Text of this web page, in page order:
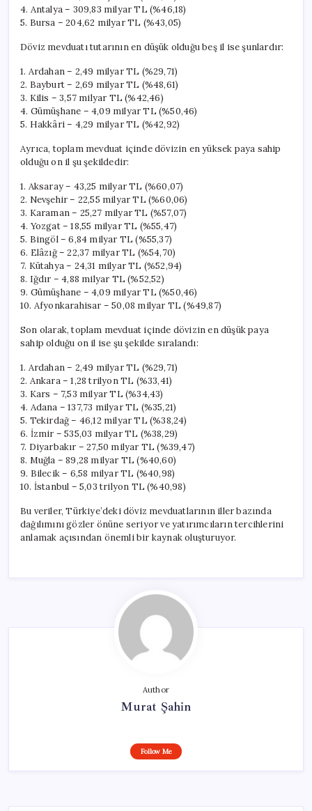
4. Antalya – 309,83 milyar TL (%46,18)
5. Bursa – 204,62 milyar TL (%43,05)
Döviz mevduatı tutarının en düşük olduğu beş il ise şunlardır:
1. Ardahan – 2,49 milyar TL (%29,71)
2. Bayburt – 2,69 milyar TL (%48,61)
3. Kilis – 3,57 milyar TL (%42,46)
4. Gümüşhane – 4,09 milyar TL (%50,46)
5. Hakkâri – 4,29 milyar TL (%42,92)
Ayrıca, toplam mevduat içinde dövizin en yüksek paya sahip
olduğu on il şu şekildedir:
1. Aksaray – 43,25 milyar TL (%60,07)
2. Nevşehir – 22,55 milyar TL (%60,06)
3. Karaman – 25,27 milyar TL (%57,07)
4. Yozgat – 18,55 milyar TL (%55,47)
5. Bingöl – 6,84 milyar TL (%55,37)
6. Elâzığ – 22,37 milyar TL (%54,70)
7. Kütahya – 24,31 milyar TL (%52,94)
8. Iğdır – 4,88 milyar TL (%52,52)
9. Gümüşhane – 4,09 milyar TL (%50,46)
10. Afyonkarahisar – 50,08 milyar TL (%49,87)
Son olarak, toplam mevduat içinde dövizin en düşük paya
sahip olduğu on il ise şu şekilde sıralandı:
1. Ardahan – 2,49 milyar TL (%29,71)
2. Ankara – 1,28 trilyon TL (%33,41)
3. Kars – 7,53 milyar TL (%34,43)
4. Adana – 137,73 milyar TL (%35,21)
5. Tekirdağ – 46,12 milyar TL (%38,24)
6. İzmir – 535,03 milyar TL (%38,29)
7. Diyarbakır – 27,50 milyar TL (%39,47)
8. Muğla – 89,28 milyar TL (%40,60)
9. Bilecik – 6,58 milyar TL (%40,98)
10. İstanbul – 5,03 trilyon TL (%40,98)
Bu veriler, Türkiye’deki döviz mevduatlarının iller bazında
dağılımını gözler önüne seriyor ve yatırımcıların tercihlerini
anlamak açısından önemli bir kaynak oluşturuyor.
Author
Murat Şahin
Follow Me